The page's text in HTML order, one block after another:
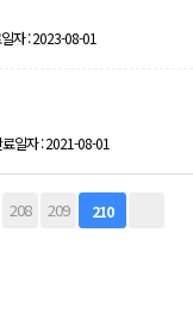
자 : 2023-08-01
일자 : 2021-08-01
208 209 210